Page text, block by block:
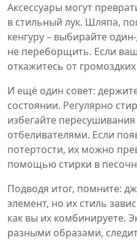
Аксессуары могут
в стильный лук. Шляпа,
кенгуру – выбирайте
не переборщить. Если
откажитесь от
И ещё один совет:
состоянии. Регулярно
избегайте
отбеливателями. Если
потертости, их можно
помощью стирки в
Подводя итог, помните:
элемент, но их стиль
как вы их комбинируете.
разными образами,